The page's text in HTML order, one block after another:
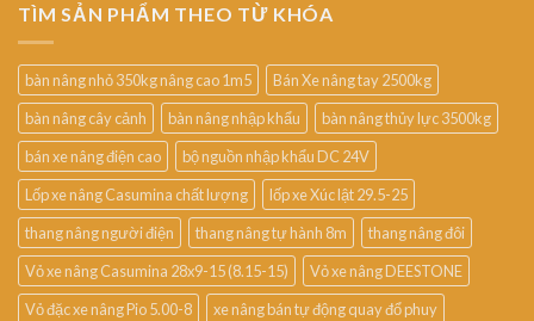
TÌM SẢN PHẨM THEO TỪ KHÓA
bàn nâng nhỏ 350kg nâng cao 1m5
Bán Xe nâng tay 2500kg
bàn nâng cây cảnh
bàn nâng nhập khẩu
bàn nâng thủy lực 3500kg
bán xe nâng điện cao
bộ nguồn nhập khẩu DC 24V
Lốp xe nâng Casumina chất lượng
lốp xe Xúc lật 29.5-25
thang nâng người điện
thang nâng tự hành 8m
thang nâng đôi
Vỏ xe nâng Casumina 28x9-15 (8.15-15)
Vỏ xe nâng DEESTONE
Vỏ đặc xe nâng Pio 5.00-8
xe nâng bán tự động quay đổ phuy